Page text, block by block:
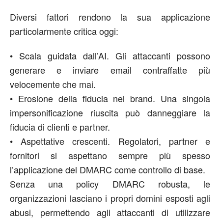
Diversi fattori rendono la sua applicazione
particolarmente critica oggi:
• Scala guidata dall’AI. Gli attaccanti possono
generare e inviare email contraffatte più
velocemente che mai.
• Erosione della fiducia nel brand. Una singola
impersonificazione riuscita può danneggiare la
fiducia di clienti e partner.
•Aspettative crescenti. Regolatori, partner e
fornitori si aspettano sempre più spesso
l’applicazione del DMARC come controllo di base.
Senza una policy DMARC robusta, le
organizzazioni lasciano i propri domini esposti agli
abusi, permettendo agli attaccanti di utilizzare